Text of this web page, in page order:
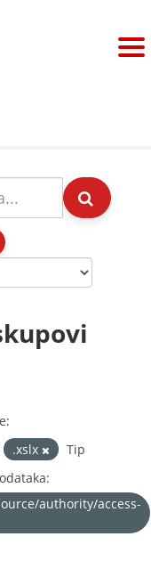
.xslx
Tip
authority/access-